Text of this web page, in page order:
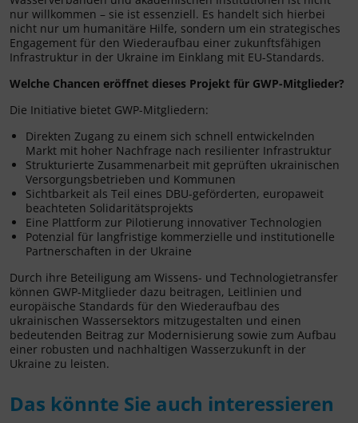
nur willkommen – sie ist essenziell. Es handelt sich hierbei
nicht nur um humanitäre Hilfe, sondern um ein strategisches
Engagement für den Wiederaufbau einer zukunftsfähigen
Infrastruktur in der Ukraine im Einklang mit EU-Standards.
Welche Chancen eröffnet dieses Projekt für GWP-Mitglieder?
Die Initiative bietet GWP-Mitgliedern:
Direkten Zugang zu einem sich schnell entwickelnden
Markt mit hoher Nachfrage nach resilienter Infrastruktur
Strukturierte Zusammenarbeit mit geprüften ukrainischen
Versorgungsbetrieben und Kommunen
Sichtbarkeit als Teil eines DBU-geförderten, europaweit
beachteten Solidaritätsprojekts
Eine Plattform zur Pilotierung innovativer Technologien
Potenzial für langfristige kommerzielle und institutionelle
Partnerschaften in der Ukraine
Durch ihre Beteiligung am Wissens- und Technologietransfer
können GWP-Mitglieder dazu beitragen, Leitlinien und
europäische Standards für den Wiederaufbau des
ukrainischen Wassersektors mitzugestalten und einen
bedeutenden Beitrag zur Modernisierung sowie zum Aufbau
einer robusten und nachhaltigen Wasserzukunft in der
Ukraine zu leisten.
Das könnte Sie auch interessieren